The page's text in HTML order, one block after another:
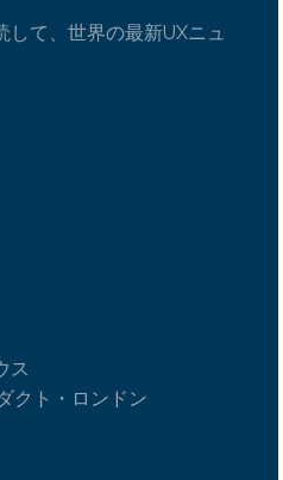
して、世界の最新UXニュ
ス
クト・ロンドン